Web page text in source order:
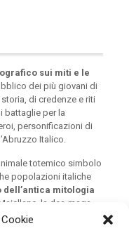
sui miti e le
dei più giovani di
di credenze e riti
battaglie per la
personificazioni di
Italico.
totemico simbolo
popolazioni italiche
mitologia
la dea-maga
città di Archippe, che